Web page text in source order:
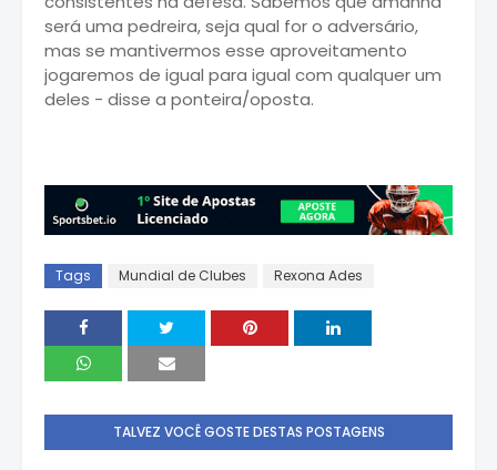
será uma pedreira, seja qual for o adversário,
mas se mantivermos esse aproveitamento
jogaremos de igual para igual com qualquer um
deles - disse a ponteira/oposta.
Tags Mundial de Clubes Rexona Ades
TALVEZ VOCÊ GOSTE DESTAS POSTAGENS